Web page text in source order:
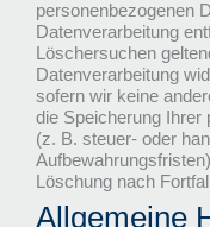
personenbezogenen
Datenverarbeitung
Löschersuchen
Datenverarbeitung
sofern wir keine
die Speicherung Ihrer
(z. B. steuer- oder
Löschung nach
Allgemeine